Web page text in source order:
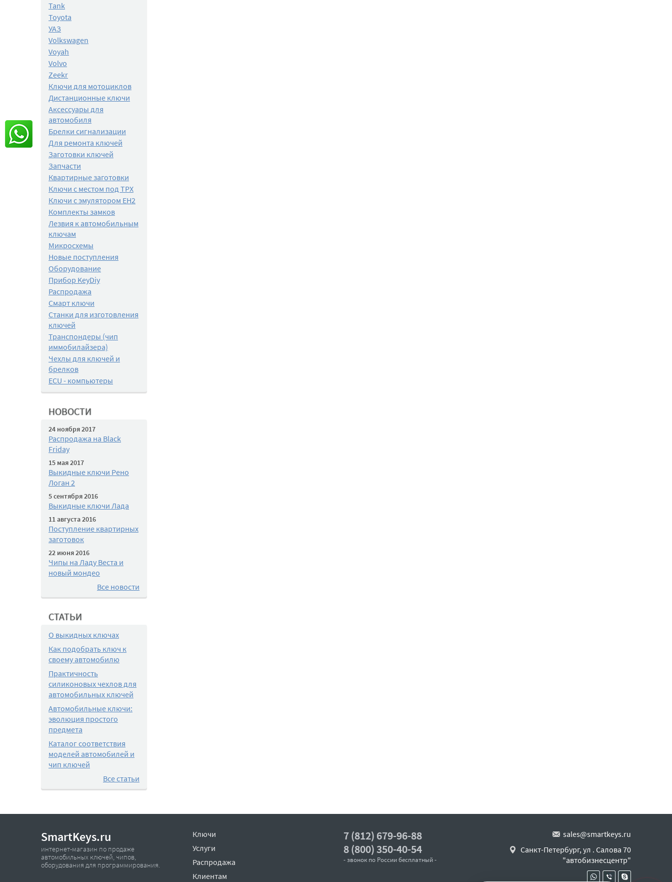
Tank
Toyota
УАЗ
Volkswagen
Voyah
Volvo
Zeekr
Ключи для мотоциклов
Дистанционные ключи
Аксессуары для
автомобиля
Брелки сигнализации
Для ремонта ключей
Заготовки ключей
Запчасти
Квартирные заготовки
Ключи с местом под TPX
Ключи с эмулятором EH2
Комплекты замков
Лезвия к автомобильным
ключам
Микросхемы
Новые поступления
Оборудование
Прибор KeyDiy
Распродажа
Смарт ключи
Станки для изготовления
ключей
Транспондеры (чип
иммобилайзера)
Чехлы для ключей и
брелков
ECU - компьютеры
НОВОСТИ
24 ноября 2017
Распродажа на Black
Friday
15 мая 2017
Выкидные ключи Рено
Логан 2
5 сентября 2016
Выкидные ключи Лада
11 августа 2016
Поступление квартирных
заготовок
22 июня 2016
Чипы на Ладу Веста и
новый мондео
Все новости
СТАТЬИ
О выкидных ключах
Как подобрать ключ к
своему автомобилю
Практичность
силиконовых чехлов для
автомобильных ключей
Автомобильные ключи:
эволюция простого
предмета
Каталог соответствия
моделей автомобилей и
чип ключей
Все статьи
SmartKeys.ru
интернет-магазин по продаже
автомобильных ключей, чипов,
оборудования для программирования.
Ключи
Услуги
Распродажа
Клиентам
7 (812) 679-96-88
8 (800) 350-40-54
- звонок по России бесплатный -
sales@smartkeys.ru
Санкт-Петербург, ул . Салова 70
"автобизнесцентр"